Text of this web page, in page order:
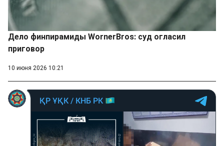
Дело финпирамиды WornerBros: суд огласил
приговор
10 июня 2026 10:21